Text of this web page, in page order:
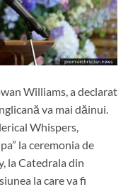
Williams, a declarat
va mai dăinui.
Whispers,
la ceremonia de
la Catedrala din
la care va fi